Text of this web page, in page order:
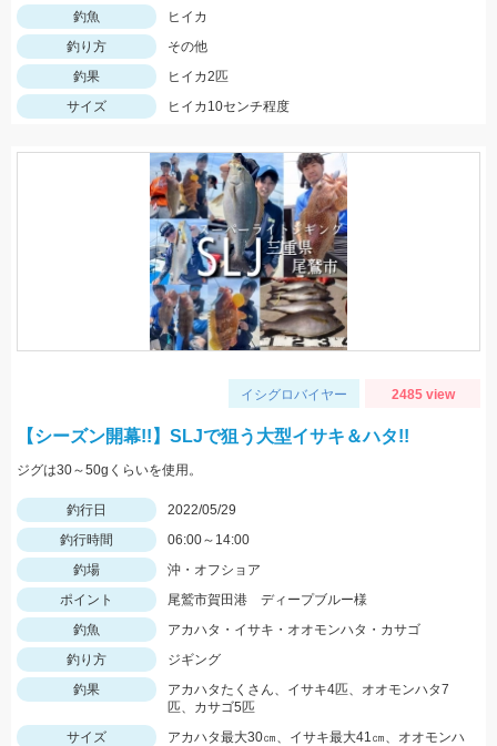
釣魚
ヒイカ
釣り方
その他
釣果
ヒイカ2匹
サイズ
ヒイカ10センチ程度
イシグロバイヤー 2485 view
【シーズン開幕!!】SLJで狙う大型イサキ＆ハタ!!
ジグは30～50gくらいを使用。
釣行日
2022/05/29
釣行時間
06:00～14:00
釣場
沖・オフショア
ポイント
尾鷲市賀田港 ディープブルー様
釣魚
アカハタ・イサキ・オオモンハタ・カサゴ
釣り方
ジギング
釣果
アカハタたくさん、イサキ4匹、オオモンハタ7
匹、カサゴ5匹
サイズ
アカハタ最大30㎝、イサキ最大41㎝、オオモンハ